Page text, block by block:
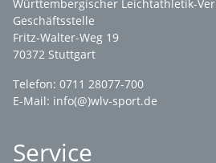
Württembergischer Leichtathletik-
Geschäftsstelle
Fritz-Walter-Weg 19
70372 Stuttgart
Telefon: 0711 28077-700
E-Mail: info(@)wlv-sport.de
Service